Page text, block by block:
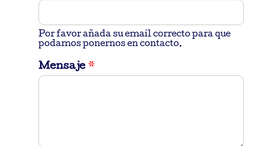
Por favor añada su email correcto para que
podamos ponernos en contacto.
Mensaje *